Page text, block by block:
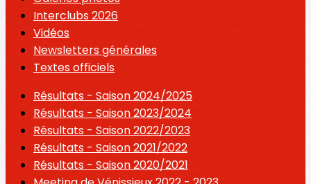
Interclubs 2026
Vidéos
Newsletters générales
Textes officiels
Résultats - Saison 2024/2025
Résultats - Saison 2023/2024
Résultats - Saison 2022/2023
Résultats - Saison 2021/2022
Résultats - Saison 2020/2021